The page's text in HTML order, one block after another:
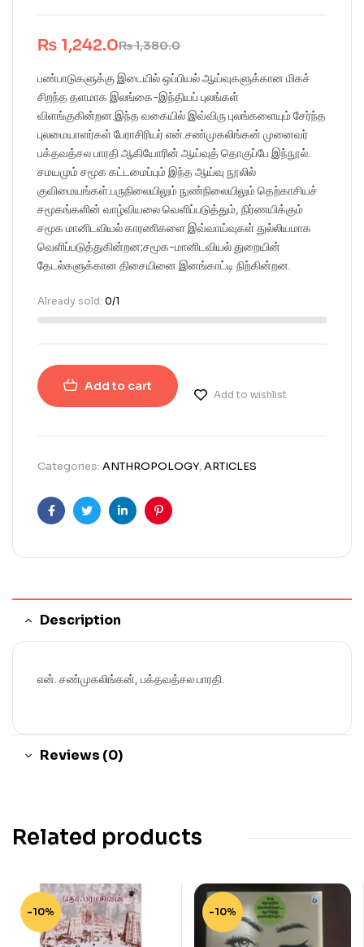
₨1,380.0
₨ 1,242.0
பண்பாடுகளுக்கு இடையில் ஒப்பியல் ஆய்வுகளுக்கான மிகச்
சிறந்த தளமாக இலங்கை-இந்தியப் புலங்கள்
விளங்குகின்றன.இந்த வகையில் இவ்விரு புலங்களையும் சேர்ந்த
புலமையாளர்கள் பேராசிரியர் என்.சண்முகலிங்கன் முனைவர்
பக்தவத்சல பாரதி ஆகியோரின் ஆய்வுத் தொகுப்பே இந்நூல்.
சமயமும் சமூக கட்டமைப்பும் இந்த ஆய்வு நூலில்
குவிமையங்கள்.பருநிலையிலும் நுண்நிலையிலும் தெற்காசியச்
சமூகங்களின் வாழ்வியலை வெளிப்படுத்தும், நிர்ணயிக்கும்
சமூக மானிடவியல் காரணிகளை இவ்வாய்வுகள் துல்லியமாக
வெளிப்படுத்துகின்றன;சமூக-மானிடவியல் துறையின்
தேடல்களுக்கான திசையினை இனங்காட்டி நிற்கின்றன.
Already sold: 0/1
Add to cart
Add to wishlist
Categories: ANTHROPOLOGY,ARTICLES
FacebookTwitterLinkedinPinterest
Description
என். சண்முகலிங்கன், பக்தவத்சல பாரதி.
Reviews (0)
Related products
-10% -10%